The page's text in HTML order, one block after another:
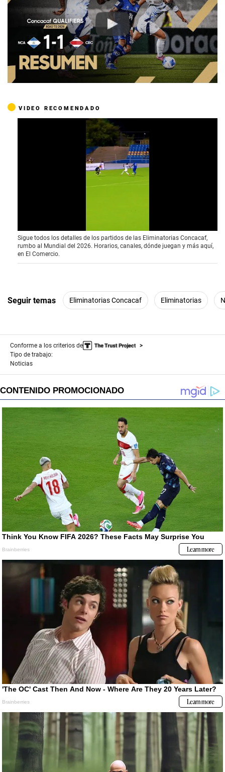
Play
VIDEO RECOMENDADO
0
s
e
c
o
o
f
o
n
d
Sigue todos los detalles de los partidos de las Eliminatorias Concacaf,
rumbo al Mundial del 2026. Horarios, canales, dónde juegan y más aquí,
en El Comercio.
Seguir temas Eliminatorias Concacaf Eliminatorias
Conforme a los criterios de
Tipo de trabajo:
Noticias